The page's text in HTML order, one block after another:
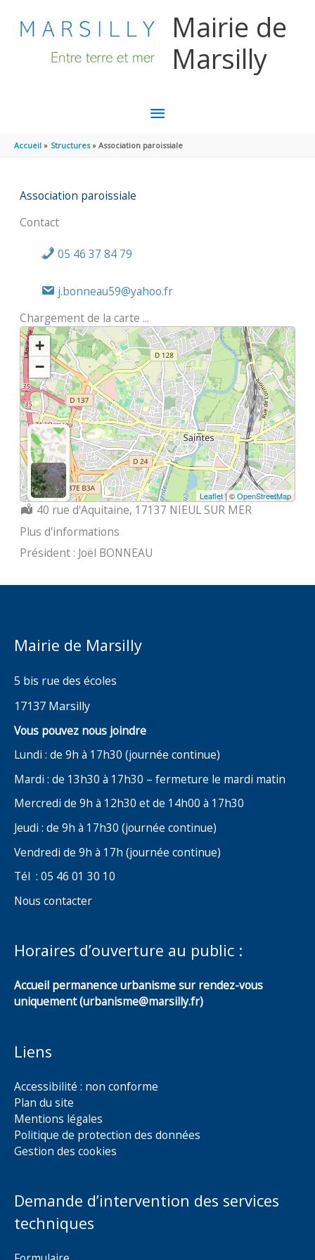
Mairie de
Marsilly
MENU
PRINCIPAL
Accueil Structures Association paroissiale
Association paroissiale
Contact
05 46 37 84 79
j.bonneau59@yahoo.fr
Chargement de la carte ...
+
−
Leaflet| ©OpenStreetMap
Localisation :
40 rue d'Aquitaine, 17137 NIEUL SUR MER
Plus d'informations
Président : Joël BONNEAU
Mairie de Marsilly
5 bis rue des écoles
17137 Marsilly
Vous pouvez nous joindre
Lundi : de 9h à 17h30 (journée continue)
Mardi : de 13h30 à 17h30 – fermeture le mardi matin
Mercredi de 9h à 12h30 et de 14h00 à 17h30
Jeudi : de 9h à 17h30 (journée continue)
Vendredi de 9h à 17h (journée continue)
Tél : 05 46 01 30 10
Nous contacter
Horaires d’ouverture au public :
Accueil permanence urbanisme sur rendez-vous
uniquement (urbanisme@marsilly.fr)
Liens
Accessibilité : non conforme
Plan du site
Mentions légales
Politique de protection des données
Gestion des cookies
Demande d’intervention des services
techniques